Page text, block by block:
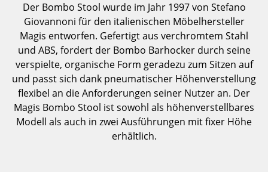
Aufbewahren
Regale & Schränke
Bücherregale
Wandregale
Sideboards & Kommoden
Der Bombo Stool wurde im Jahr 1997 von Stefano
Giovannoni für den italienischen Möbelhersteller
Magis entworfen. Gefertigt aus verchromtem Stahl
und ABS, fordert der Bombo Barhocker durch seine
verspielte, organische Form geradezu zum Sitzen auf
und passt sich dank pneumatischer Höhenverstellung
flexibel an die Anforderungen seiner Nutzer an. Der
Magis Bombo Stool ist sowohl als höhenverstellbares
Modell als auch in zwei Ausführungen mit fixer Höhe
erhältlich.